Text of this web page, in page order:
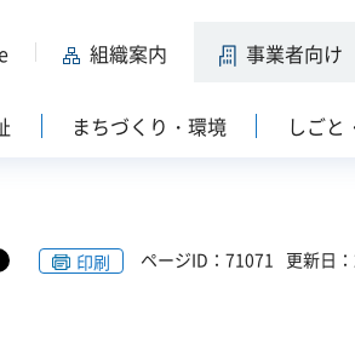
組織案内 事業者向け
まちづくり・環境 しごと
印刷 ページID：71071 更新日